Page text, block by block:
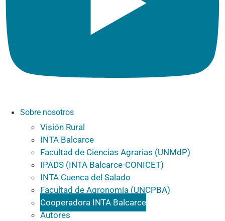
Sobre nosotros
Visión Rural
INTA Balcarce
Facultad de Ciencias Agrarias (UNMdP)
IPADS (INTA Balcarce-CONICET)
INTA Cuenca del Salado
Facultad de Agronomía (UNCPBA)
Cooperadora INTA Balcarce
Autores